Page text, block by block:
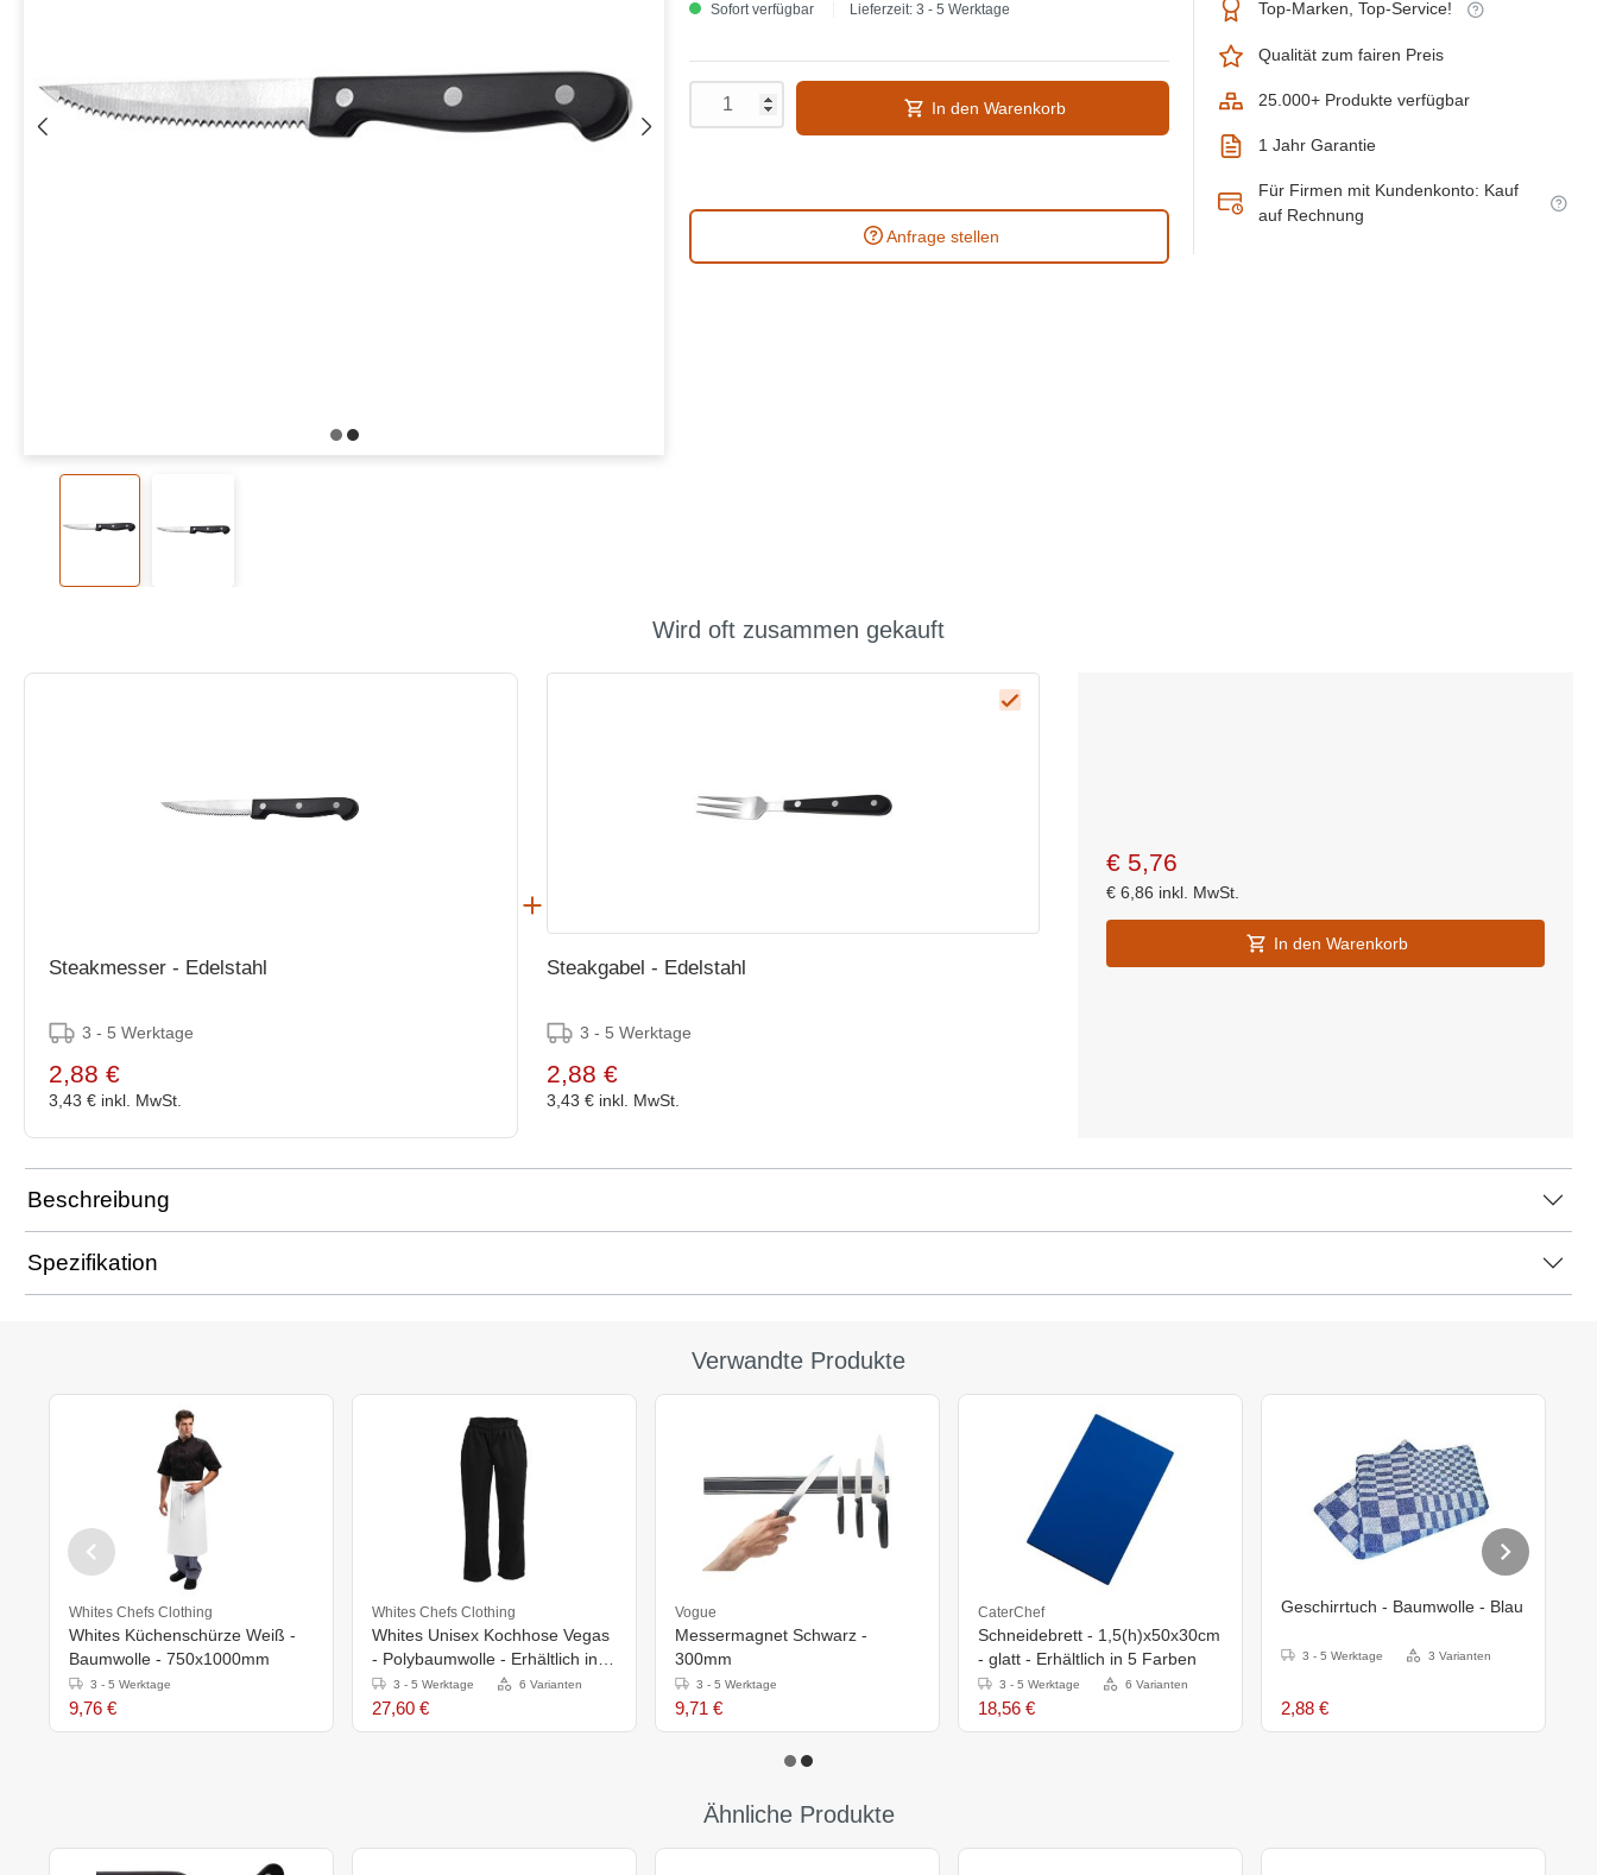
Sofort verfügbar Lieferzeit: 3 - 5 Werktage
In den Warenkorb
Anfrage stellen
Top-Marken, Top-Service!
Qualität zum fairen Preis
25.000+ Produkte verfügbar
1 Jahr Garantie
Für Firmen mit Kundenkonto: Kauf
auf Rechnung
Wird oft zusammen gekauft
Steakmesser - Edelstahl
3 - 5 Werktage
2,88 €
3,43 € inkl. MwSt.
Steakgabel - Edelstahl
3 - 5 Werktage
2,88 €
3,43 € inkl. MwSt.
€ 5,76
€6,86 inkl. MwSt.
In den Warenkorb
Beschreibung
Spezifikation
Verwandte Produkte
Whites Chefs Clothing
Whites Küchenschürze Weiß -
Baumwolle - 750x1000mm
3 - 5 Werktage
9,76 €
Whites Chefs Clothing
Whites Unisex Kochhose Vegas
- Polybaumwolle - Erhältlich in 6
Größen
3 - 5 Werktage 6 Varianten
27,60 €
Vogue
Messermagnet Schwarz -
300mm
3 - 5 Werktage
9,71 €
CaterChef
Schneidebrett - 1,5(h)x50x30cm
- glatt - Erhältlich in 5 Farben
3 - 5 Werktage 6 Varianten
18,56 €
Geschirrtuch - Baumwolle - Blau
3 - 5 Werktage 3 Varianten
2,88 €
Ähnliche Produkte